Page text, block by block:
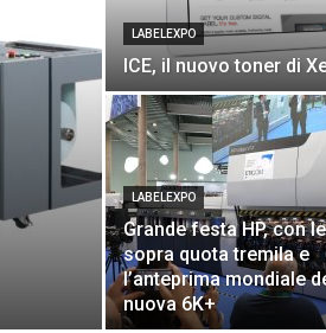
LABELEXPO
ICE, il nuovo toner di
c
l
o
LABELEXPO
Grande festa HP, con
sopra quota tremila e
l’anteprima mondiale
nuova 6K+